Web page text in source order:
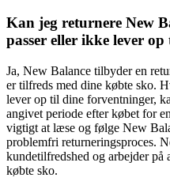
Kan jeg returnere New
passer eller ikke lever
Ja, New Balance tilbyder en
er tilfreds med dine købte sko.
lever op til dine forventninger,
angivet periode efter købet for
vigtigt at læse og følge New
problemfri returneringsproces.
kundetilfredshed og arbejder på
købte sko.